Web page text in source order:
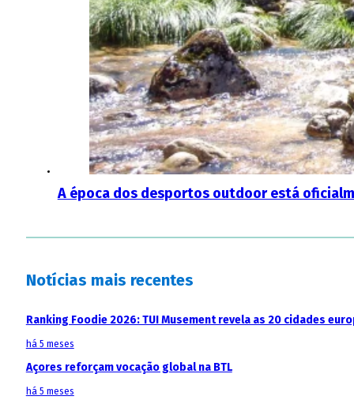
A época dos desportos outdoor está
Notícias mais recentes
Ranking Foodie 2026: TUI Musement revela as 20 cidades
há 5 meses
Açores reforçam vocação global na BTL
há 5 meses